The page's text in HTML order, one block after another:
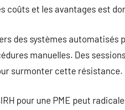
coûts et les avantages est
des systèmes
manuelles. Des
surmonter cette résistance.
pour une PME peut